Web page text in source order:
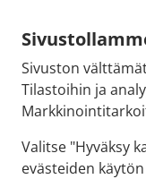
Sivuston
Tilastoihin ja
Valitse "Hyväksy
evästeiden
Sähköpostiosoite:
Fimean vaihde:
029 522 3341